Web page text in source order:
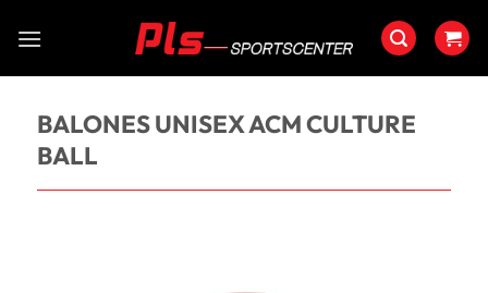
BALONES UNISEX ACM CULTURE
BALL